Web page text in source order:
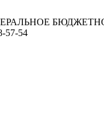
57-54